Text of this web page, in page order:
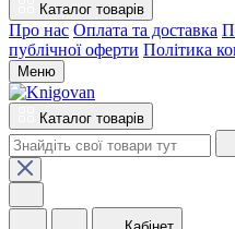
Каталог товарів
Про нас Оплата та доставка
публічної оферти Політика
Меню
Каталог товарів